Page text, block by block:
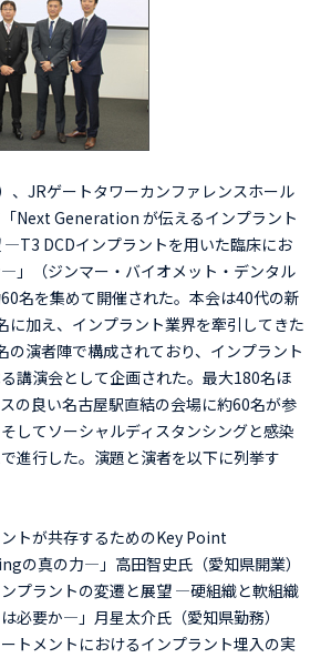
、JRゲートタワーカンファレンスホール
「Next Generation が伝えるインプラント
―T3 DCDインプラントを用いた臨床にお
」（ジンマー・バイオメット・デンタル
名を集めて開催された。本会は40代の新
に加え、インプラント業界を牽引してきた
の演者陣で構成されており、インプラント
講演会として企画された。最大180名ほ
の良い名古屋駅直結の会場に約60名が参
してソーシャルディスタンシングと感染
進行した。演題と演者を以下に列挙す
ントが共存するためのKey Point
真の力―」高田智史氏（愛知県開業）
ンプラントの変遷と展望 ―硬組織と軟組織
必要か―」月星太介氏（愛知県勤務）
ートメントにおけるインプラント埋入の実